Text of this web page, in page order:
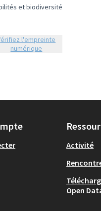
la catégorie : Espace urbain,
et biodiversité
numérique
Activité
Open